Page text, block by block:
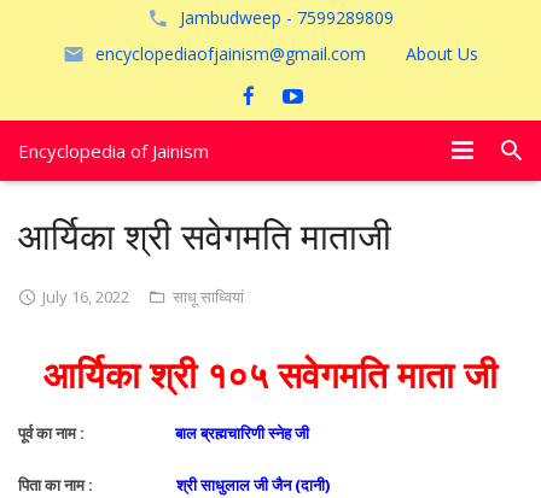
Jambudweep - 7599289809
encyclopediaofjainism@gmail.com
About Us
Encyclopedia of Jainism
अयोध्या
आर्यिका श्री सवेगमति माताजी
July 16, 2022 साधू साध्वियां
आर्यिका श्री १०५ सवेगमति माता जी
पूर्व का नाम :बाल ब्रह्मचारिणी स्नेह जी
पिता का नाम : श्री साधुलाल जी जैन (दानी)